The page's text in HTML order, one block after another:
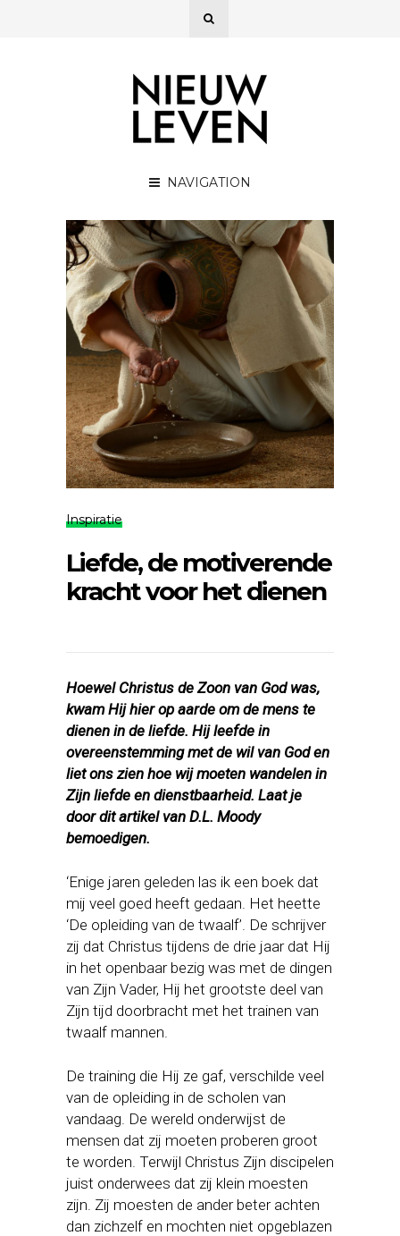
NAVIGATION
Inspiratie
Liefde, de motiverende
kracht voor het dienen
Hoewel Christus de Zoon van God was,
kwam Hij hier op aarde om de mens te
dienen in de liefde. Hij leefde in
overeenstemming met de wil van God en
liet ons zien hoe wij moeten wandelen in
Zijn liefde en dienstbaarheid. Laat je
door dit artikel van D.L. Moody
bemoedigen.
‘Enige jaren geleden las ik een boek dat
mij veel goed heeft gedaan. Het heette
‘De opleiding van de twaalf’. De schrijver
zij dat Christus tijdens de drie jaar dat Hij
in het openbaar bezig was met de dingen
van Zijn Vader, Hij het grootste deel van
Zijn tijd doorbracht met het trainen van
twaalf mannen.
De training die Hij ze gaf, verschilde veel
van de opleiding in de scholen van
vandaag. De wereld onderwijst de
mensen dat zij moeten proberen groot
te worden. Terwijl Christus Zijn discipelen
juist onderwees dat zij klein moesten
zijn. Zij moesten de ander beter achten
dan zichzelf en mochten niet opgeblazen